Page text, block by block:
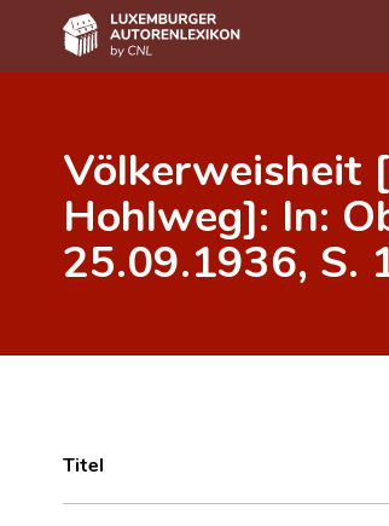
Autor(inn)en A-Z
Erweiterte Suche
Häufige Fragen und
Forschungsgruppe
Völkerweisheit
Hohlweg]: In:
25.09.1936, S.
Titel